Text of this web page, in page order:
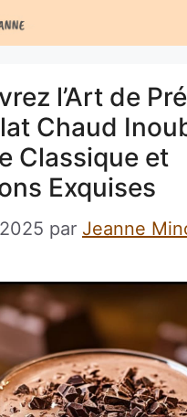
l’Art de
Chaud
Classique et
Exquises
par Jeanne